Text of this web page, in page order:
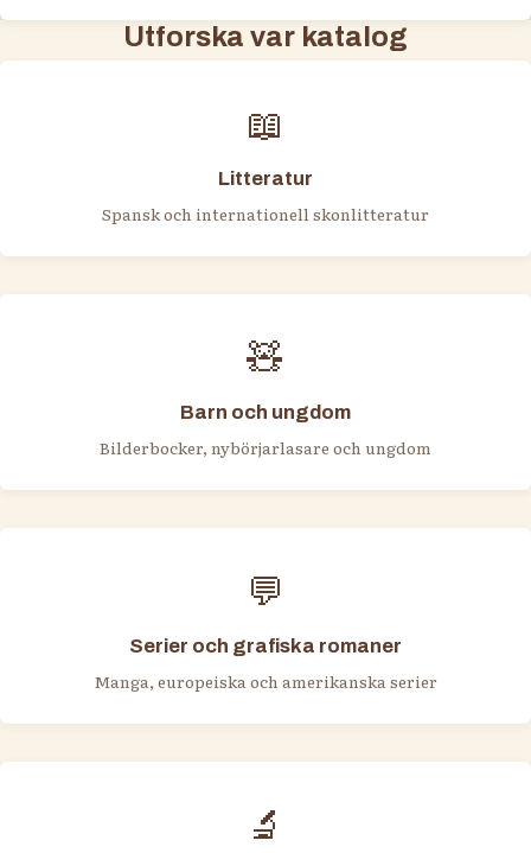
Utforska var katalog
📖
Litteratur
Spansk och internationell skonlitteratur
🧸
Barn och ungdom
Bilderbocker, nybörjarlasare och ungdom
💬
Serier och grafiska romaner
Manga, europeiska och amerikanska serier
🔬